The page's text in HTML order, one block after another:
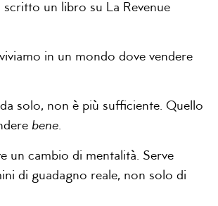
scritto un libro su La Revenue
in un mondo dove vendere
solo, non è più sufficiente. Quello
bene.
un cambio di mentalità. Serve
di guadagno reale, non solo di